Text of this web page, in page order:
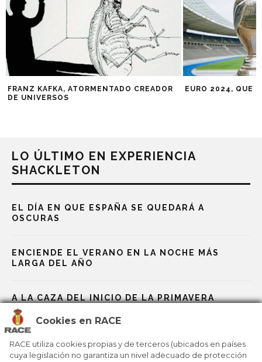
Cookies en RACE
RACE utiliza cookies propias y de terceros (ubicados en países
cuya legislación no garantiza un nivel adecuado de protección
FRANZ KAFKA, ATORMENTADO CREADOR
DE UNIVERSOS
EURO 2024, QUE
LO ÚLTIMO EN EXPERIENCIA
SHACKLETON
EL DÍA EN QUE ESPAÑA SE QUEDARÁ A
OSCURAS
ENCIENDE EL VERANO EN LA NOCHE MÁS
LARGA DEL AÑO
A LA CAZA DEL INICIO DE LA PRIMAVERA
UN SAN VALENTÍN DE SUEÑOS ‘IMPOSIBLES’